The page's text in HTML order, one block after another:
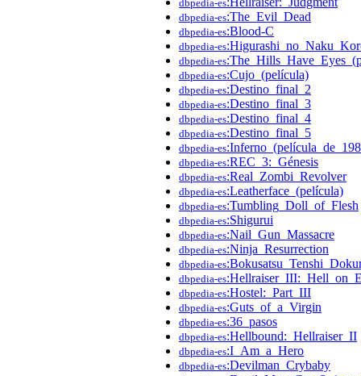
dbpedia-es
dbpedia-es:The_Evil_Dead
dbpedia-es:Blood-C
dbpedia-es
dbpedia-es
dbpedia-es:Cujo_(película)
dbpedia-es:Destino_final_2
dbpedia-es:Destino_final_3
dbpedia-es:Destino_final_4
dbpedia-es:Destino_final_5
dbpedia-es
dbpedia-es:REC_3:_Génesis
dbpedia-es:Real_Zombi_Revolver
dbpedia-es:Leatherface_(película)
dbpedia-es:Tumbling_Doll_of_Flesh
dbpedia-es:Shigurui
dbpedia-es:Nail_Gun_Massacre
dbpedia-es:Ninja_Resurrection
dbpedia-es
dbpedia-es
dbpedia-es:Hostel:_Part_III
dbpedia-es:Guts_of_a_Virgin
dbpedia-es:36_pasos
dbpedia-es:Hellbound:_Hellraiser_II
dbpedia-es:I_Am_a_Hero
dbpedia-es:Devilman_Crybaby